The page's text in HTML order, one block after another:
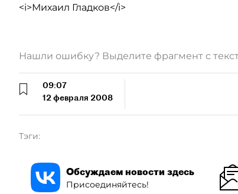
<i>Михаил Гладков</i>
Нашли ошибку? Выделите фрагмент с
09:07
12 февраля 2008
Тэги:
Обсуждаем новости здесь
Присоединяйтесь!